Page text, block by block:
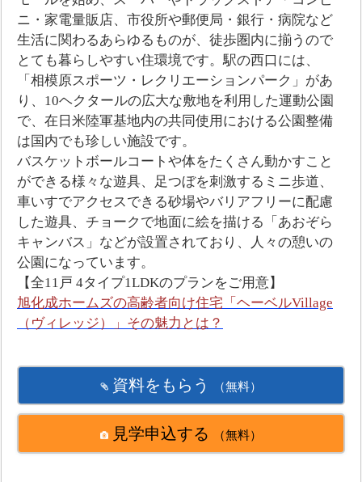
ニ・家電量販店、市役所や郵便局・銀行・病院など
生活に関わるあらゆるものが、徒歩圏内に揃うので
とても暮らしやすい住環境です。駅の西口には、
「相模原スポーツ・レクリエーションパーク」があ
り、10ヘクタールの広大な敷地を利用した運動公園
で、在日米陸軍基地内の共同使用における公園整備
は国内でも珍しい施設です。
バスケットボールコートや体をたくさん動かすこと
ができる様々な遊具、足つぼを刺激するミニ歩道、
車いすでアクセスできる砂場やバリアフリーに配慮
した遊具、チョークで地面に絵を描ける「あおぞら
キャンバス」などが設置されており、人々の憩いの
公園になっています。
【全11戸 4タイプ1LDKのプランをご用意】
旭化成ホームズの高齢者向け住宅「ヘーベルVillage
（ヴィレッジ）」その魅力とは？
資料をもらう （無料）
見学申込する （無料）